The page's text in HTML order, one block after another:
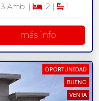
Amb. | 2 | 1
más info
OPORTUNIDAD
BUENO
VENTA